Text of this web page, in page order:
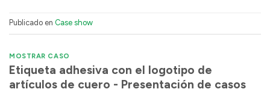
Publicado en Case show
MOSTRAR CASO
Etiqueta adhesiva con el logotipo de
artículos de cuero - Presentación de casos